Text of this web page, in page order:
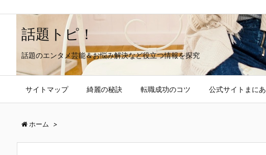
話題トピ！
話題のエンタメ芸能＆お悩み解決など役立つ情報を探究
サイトマップ 綺麗の秘訣 転職成功のコツ 公式サイトまにあ
ホーム >